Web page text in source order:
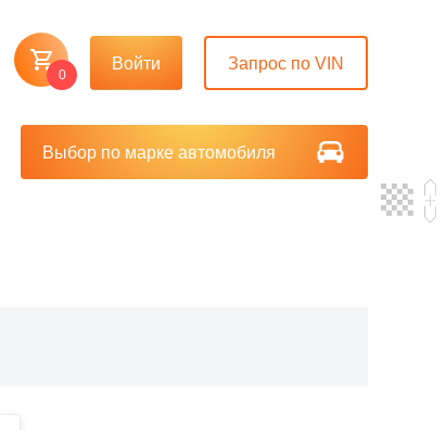
0
Войти Запрос по VIN
Выбор по марке автомобиля